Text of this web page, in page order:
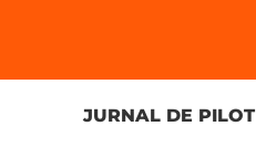
JURNAL DE PILOT